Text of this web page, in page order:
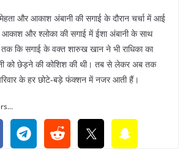
मेहता और आकाश अंबानी की सगाई के दौरान चर्चा में आई
और श्लोका की सगाई में ईशा अंबानी के साथ
तक कि सगाई के वक्त शारुख खान ने भी राधिका का
को छेड़ने की कोशिश की थी। तब से लेकर अब तक
परिवार के हर छोटे-बड़े फंक्शन में नजर आती हैं।